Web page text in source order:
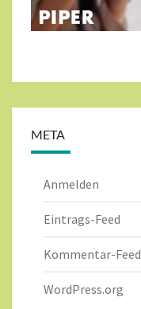
META
Anmelden
Eintrags-Feed
Kommentar-Feed
WordPress.org